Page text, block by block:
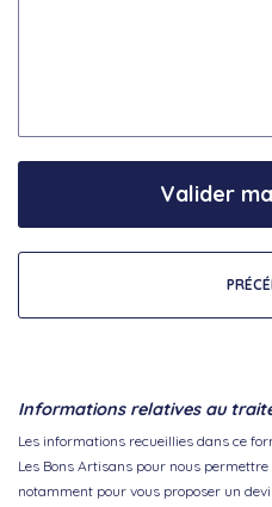
Valider
Informations relatives au
Les informations recueillies dans ce
Les Bons Artisans pour nous
notamment pour vous proposer un